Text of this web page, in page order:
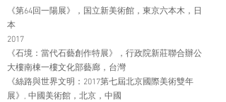
《第64回一陽展》，国立新美術館，東京六本木，日
本
2017
《石境：當代石藝創作特展》，行政院新莊聯合辦公
大樓南棟一樓文化部藝廊，台灣
《絲路與世界文明：2017第七屆北京國際美術雙年
展》, 中國美術館，北京，中國